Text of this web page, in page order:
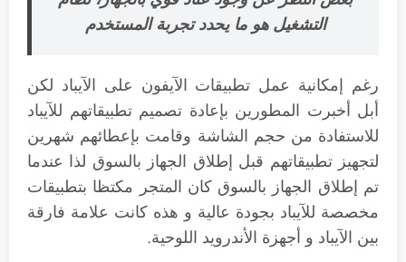
التشغيل هو ما يحدد تجربة المستخدم
رغم إمكانية عمل تطبيقات الآيفون على الآيباد لكن
أبل أخبرت المطورين بإعادة تصميم تطبيقاتهم للآيباد
للاستفادة من حجم الشاشة وقامت بإعطائهم شهرين
لتجهيز تطبيقاتهم قبل إطلاق الجهاز بالسوق لذا عندما
تم إطلاق الجهاز بالسوق كان المتجر مكتظا بتطبيقات
مخصصة للآيباد بجودة عالية و هذه كانت علامة فارقة
بين الآيباد و أجهزة الأندرويد اللوحية.